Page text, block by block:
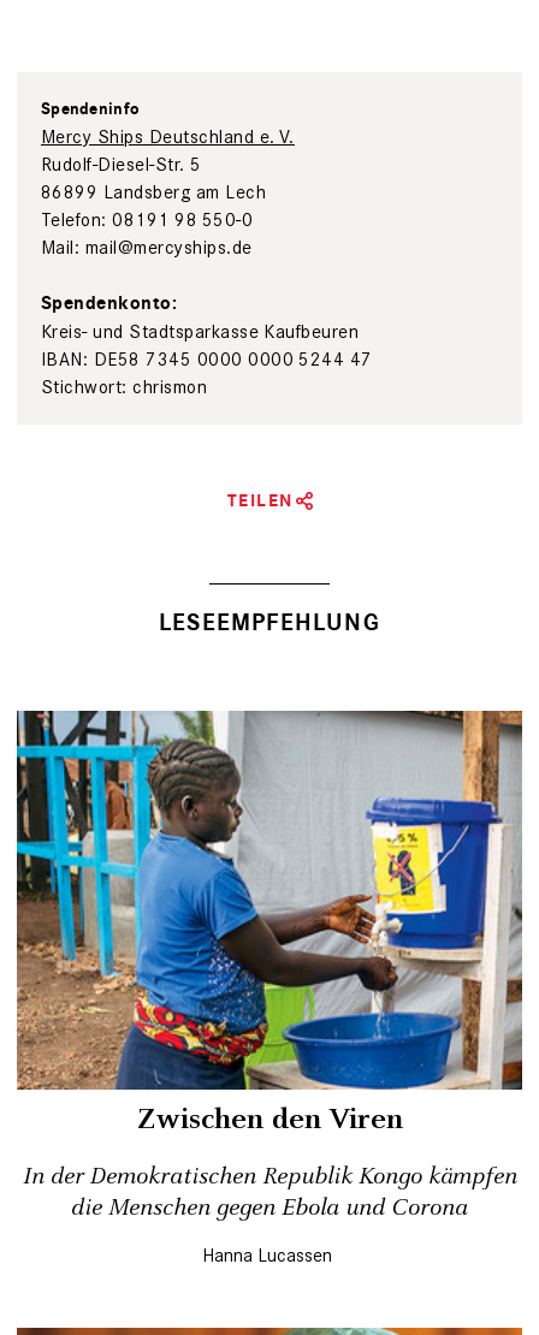
Spendeninfo
Mercy Ships Deutschland e. V.
Rudolf-Diesel-Str. 5
86899 Landsberg am Lech
Telefon: 08191 98 550-0
Mail: mail@mercyships.de
Spendenkonto:
Kreis- und Stadtsparkasse Kaufbeuren
IBAN: DE58 7345 0000 0000 5244 47
Stichwort: chrismon
TEILEN
LESEEMPFEHLUNG
Zwischen den Viren
In der Demokratischen Republik Kongo kämpfen
die Menschen gegen Ebola und Corona
Hanna Lucassen